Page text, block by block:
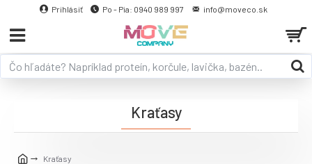
Prihlásiť Po - Pia: 0940 989 997 info@moveco.sk
Kraťasy
Kraťasy